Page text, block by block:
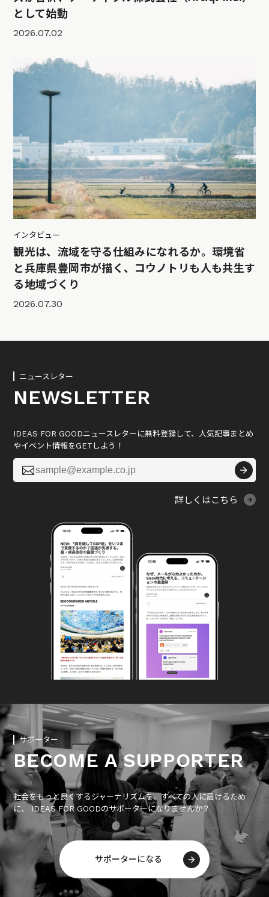
として始動
2026.07.02
インタビュー
観光は、流域を守る仕組みになれるか。環境省
と兵庫県豊岡市が描く、コウノトリも人も共生す
る地域づくり
2026.07.30
ニュースレター
NEWSLETTER
IDEAS FOR GOODニュースレターに無料登録して、人気記事まとめ
やイベント情報をGETしよう！

詳しくはこちら
サポーター
BECOME A SUPPORTER
社会をもっと良くするジャーナリズムを、すべての人に届けるため
に、 IDEAS FOR GOODのサポーターになりませんか？
サポーターになる